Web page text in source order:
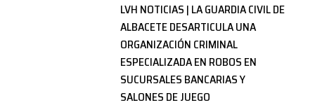
LVH NOTICIAS | LA GUARDIA CIVIL DE
ALBACETE DESARTICULA UNA
ORGANIZACIÓN CRIMINAL
ESPECIALIZADA EN ROBOS EN
SUCURSALES BANCARIAS Y
SALONES DE JUEGO